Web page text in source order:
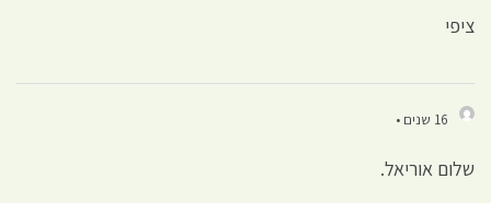
ציפי
16 שנים •
שלום אוריאל.